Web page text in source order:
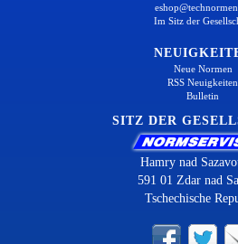
Im Sitz der
Neue Normen
RSS Neuigkeiten
Bulletin
SITZ DER
Hamry nad
591 01 Zdar nad
Tschechische